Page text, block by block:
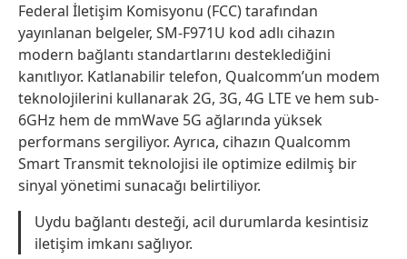
Federal İletişim Komisyonu (FCC) tarafından
yayınlanan belgeler, SM-F971U kod adlı cihazın
modern bağlantı standartlarını desteklediğini
kanıtlıyor. Katlanabilir telefon, Qualcomm’un modem
teknolojilerini kullanarak 2G, 3G, 4G LTE ve hem sub-
6GHz hem de mmWave 5G ağlarında yüksek
performans sergiliyor. Ayrıca, cihazın Qualcomm
Smart Transmit teknolojisi ile optimize edilmiş bir
sinyal yönetimi sunacağı belirtiliyor.
Uydu bağlantı desteği, acil durumlarda kesintisiz
iletişim imkanı sağlıyor.